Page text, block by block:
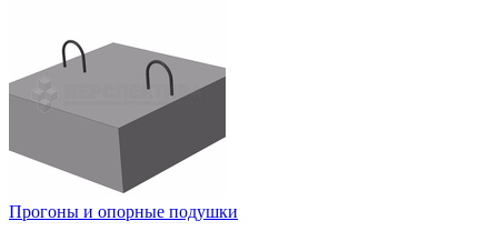
Прогоны и опорные подушки